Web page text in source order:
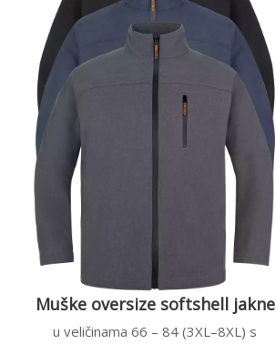
Muške oversize softshell jakne
u veličinama 66 – 84 (3XL–8XL) s